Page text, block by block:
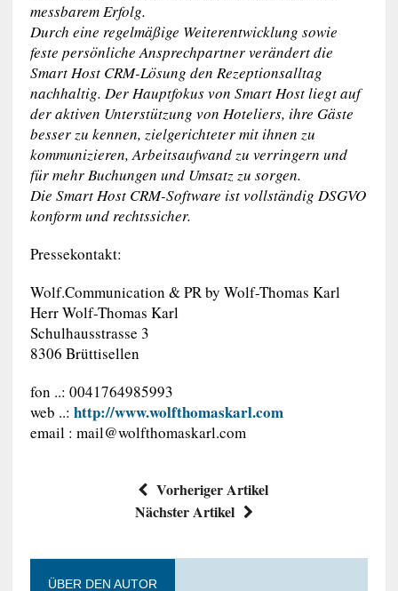
messbarem Erfolg.
Durch eine regelmäßige Weiterentwicklung sowie
feste persönliche Ansprechpartner verändert die
Smart Host CRM-Lösung den Rezeptionsalltag
nachhaltig. Der Hauptfokus von Smart Host liegt auf
der aktiven Unterstützung von Hoteliers, ihre Gäste
besser zu kennen, zielgerichteter mit ihnen zu
kommunizieren, Arbeitsaufwand zu verringern und
für mehr Buchungen und Umsatz zu sorgen.
Die Smart Host CRM-Software ist vollständig DSGVO
konform und rechtssicher.
Pressekontakt:
Wolf.Communication & PR by Wolf-Thomas Karl
Herr Wolf-Thomas Karl
Schulhausstrasse 3
8306 Brüttisellen
fon ..: 0041764985993
web ..: http://www.wolfthomaskarl.com
email : mail@wolfthomaskarl.com
Vorheriger Artikel
Nächster Artikel
ÜBER DEN AUTOR